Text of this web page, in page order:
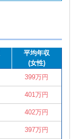
平均年収
(女性)
399万円
401万円
402万円
397万円